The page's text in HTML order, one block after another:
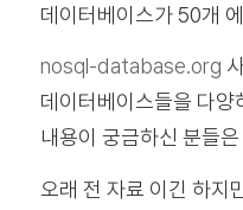
데이터베이스가 50개
nosql-database.org
데이터베이스들을 다
내용이 궁금하신 분들
오래 전 자료 이긴 하지